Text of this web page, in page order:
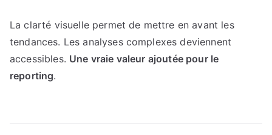
La clarté visuelle permet de mettre en avant les
tendances. Les analyses complexes deviennent
accessibles. Une vraie valeur ajoutée pour le
reporting.